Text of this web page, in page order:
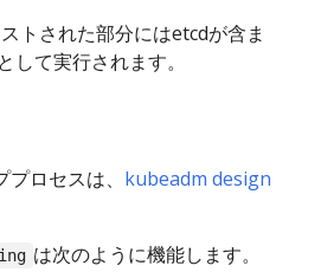
トされた部分にはetcdが含ま
て実行されます。
ロセスは、 kubeadm design
は次のように機能します。